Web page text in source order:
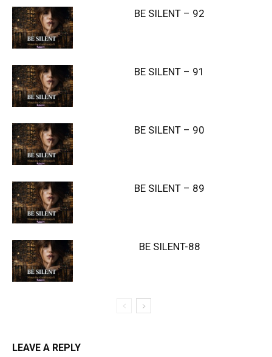
BE SILENT – 92
BE SILENT – 91
BE SILENT – 90
BE SILENT – 89
BE SILENT-88
LEAVE A REPLY